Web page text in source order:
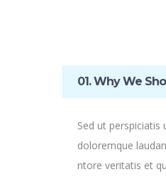
01. Why We
Sed ut
doloremque
ntore veritatis et